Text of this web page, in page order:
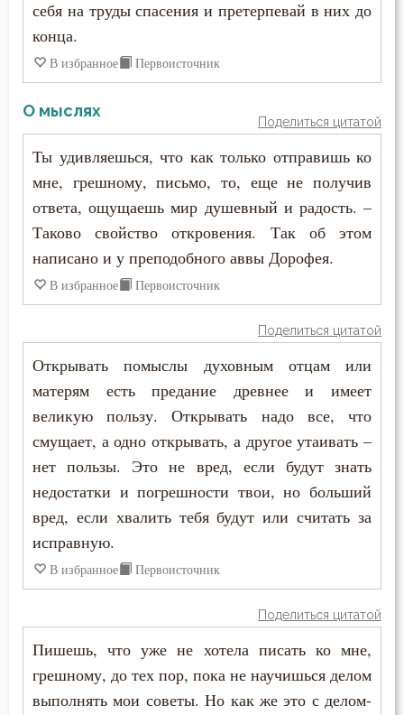
Мысли
Надежда
Наказание
Насмешка
Начальство
Обличение
Оправдание себя
Оскорбление
Отчаяние
Плоть
Каллист Ангеликуд
Кирилл Иерусалимский
Лев Великий
Лев Оптинский (Наголкин)
Лука (Войно-Ясенецкий)
Макарий Оптинский (Иванов)
Максим Грек
Марк Подвижник
Марк Эфесский
Мефодий Олимпийский
Моисей Оптинский (Путилов)
Нектарий Оптинский (Тихонов)
себя на труды спасения и претерпевай в них до
конца.
В избранное Первоисточник
О мыслях
Поделиться цитатой
Ты удивляешься, что как только отправишь ко
мне, грешному, письмо, то, еще не получив
ответа, ощущаешь мир душевный и радость. –
Таково свойство откровения. Так об этом
написано и у преподобного аввы Дорофея.
В избранное Первоисточник
Поделиться цитатой
Открывать помыслы духовным отцам или
матерям есть предание древнее и имеет
великую пользу. Открывать надо все, что
смущает, а одно открывать, а другое утаивать –
нет пользы. Это не вред, если будут знать
недостатки и погрешности твои, но больший
вред, если хвалить тебя будут или считать за
исправную.
В избранное Первоисточник
Поделиться цитатой
Пишешь, что уже не хотела писать ко мне,
грешному, до тех пор, пока не научишься делом
выполнять мои советы. Но как же это с делом-